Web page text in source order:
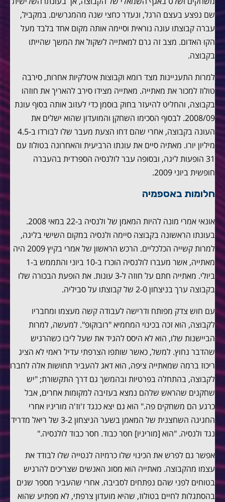
שם נפצע בעצם הרגל, ונעדר כחצי שנה מהמגרשים. במקביל,
עברה קבוצתו עונה נוראית וסיימה אותה מקום אחד בלבד מעל
הקו האדום. מצב זה גרם למאתייה לשקול את המשך שהייתו
בקבוצה.
למרות התעניינות מצד רומא וקבוצות איטלקיות אחרות, סירבה
טולוז למכור את מאתייה. מאתייה מצידו סירב להאריך את חוזהו
בקבוצה, והחליט להיעזר בחוק בוסמן כדי לעזוב אותה בסוף עונת
2008/09. לבסוף הסכימו השחקן והמועדון שהוא ישלים את
העונה בקבוצה, אחרי שהם דחו הצעת מעבר שלו לבורדו ב-4.5
מיליון יורו. מאתיה סיים את עונתו הרביעית והאחרונה בטולוז עם
31 הופעות ליגה, ובסופה עבר לולנסיה הספרדית בהעברה
חופשית ביוני 2009.
חלומות באספמיה
אונאי אמרי מונה להיות המאמן של ולנסיה ב-22 במאי 2008.
בעונתו הראשונה בקבוצה סיימה ולנסיה במקום השישי בליגה,
למרות קשייה הכלכליים. הרכש הראשון של אמרי בקיץ 2009 היה
מאתייה, אשר מעברו לולנסיה הוכרז ב-10 ביוני והתממש ב-1
ביולי. מאתייה חתם על חוזה ל-3 עונות. את הופעת הבכורה שלו
בקבוצה ערך בניצחון 2-0 של קבוצתו על סביליה.
עם חוש צדק מפותח ודרישה לעבודה קשה מעצמו ומחבריו
לקבוצה, הוא זכה בכינוי המחמיא "רובוקופ". למעשה, למרות
הביישנות שלו, הוא לא היסס להגיד את שעל ליבו כשהרגיש
שהדבר נחוץ. למשל, כאשר שותפו הצרפתי עדיל ראמי לא הציג
ריכוז ברמה שמאתייה ציפה, הוא דאג להעביר תחושות אלה לחברו
לקבוצה, בהתחלה בפרטיות ובהמשך גם דרך התקשורת; "יש
שחקנים שהראש שלהם נמצא בעזיבה למקומות אחרים, אבל
כרגע הם משחקים פה." הוא גם יצא כנגד ז'וז'ה מוריניו אחרי
החגיגה השחצנית של המאמן בשער הניצחון 3-2 של ריאל מדריד
נגד ולנסיה. "הוא [מוריניו] חסר כבוד. חסר כבוד לולנסיה."
אפשר גם לפרש את הכינוי שלו כרמיזה לנטייה שלו לבודד את
עצמו מהקבוצה. מאתייה הוא מסוג האנשים שצריכים להרגיש
בטוחים לפני שהם נפתחים לסביבה. אחרי שהעביר מספר שנים
בהסתגלות לחיים בטולוז, שהיא מועדון צרפתי, לא מפתיע שהוא